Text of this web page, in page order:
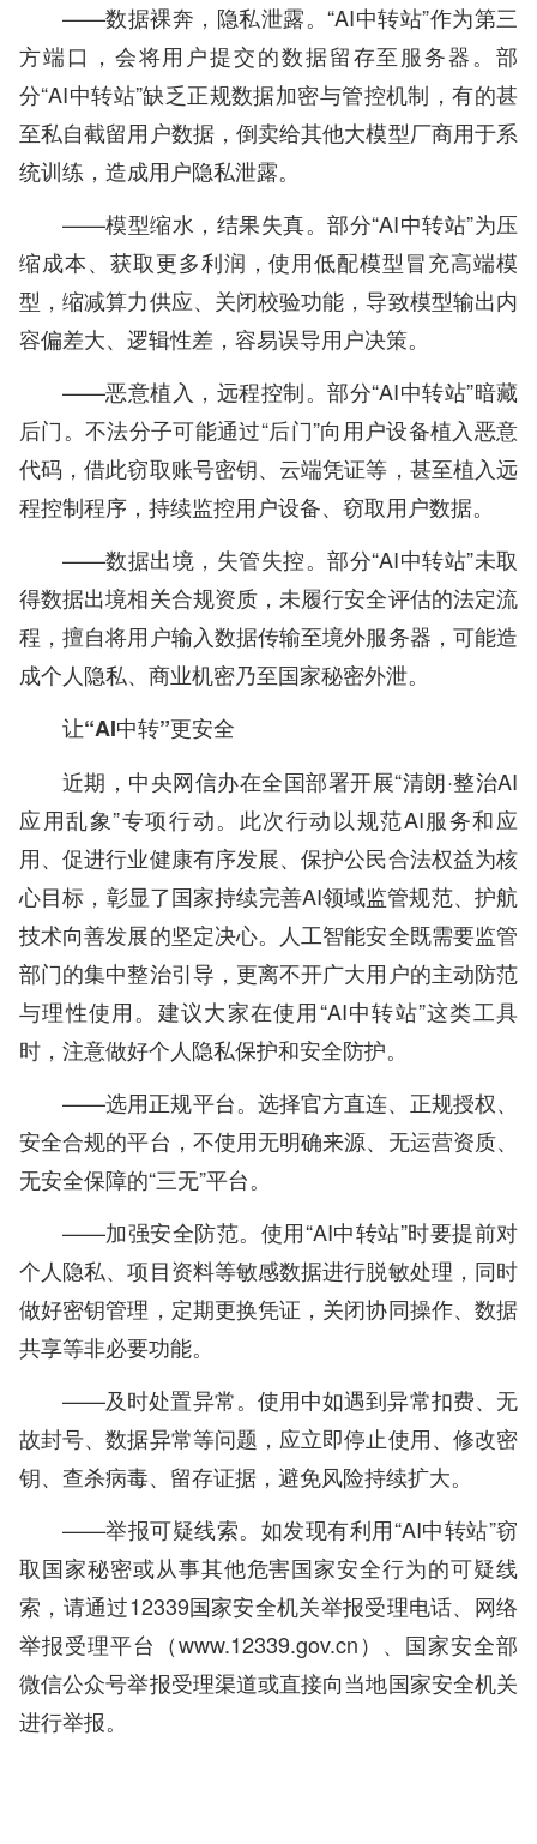
——数据裸奔，隐私泄露。“AI中转站”作为第三
方端口，会将用户提交的数据留存至服务器。部
分“AI中转站”缺乏正规数据加密与管控机制，有的甚
至私自截留用户数据，倒卖给其他大模型厂商用于系
统训练，造成用户隐私泄露。
——模型缩水，结果失真。部分“AI中转站”为压
缩成本、获取更多利润，使用低配模型冒充高端模
型，缩减算力供应、关闭校验功能，导致模型输出内
容偏差大、逻辑性差，容易误导用户决策。
——恶意植入，远程控制。部分“AI中转站”暗藏
后门。不法分子可能通过“后门”向用户设备植入恶意
代码，借此窃取账号密钥、云端凭证等，甚至植入远
程控制程序，持续监控用户设备、窃取用户数据。
——数据出境，失管失控。部分“AI中转站”未取
得数据出境相关合规资质，未履行安全评估的法定流
程，擅自将用户输入数据传输至境外服务器，可能造
成个人隐私、商业机密乃至国家秘密外泄。
让“AI中转”更安全
近期，中央网信办在全国部署开展“清朗·整治AI
应用乱象”专项行动。此次行动以规范AI服务和应
用、促进行业健康有序发展、保护公民合法权益为核
心目标，彰显了国家持续完善AI领域监管规范、护航
技术向善发展的坚定决心。人工智能安全既需要监管
部门的集中整治引导，更离不开广大用户的主动防范
与理性使用。建议大家在使用“AI中转站”这类工具
时，注意做好个人隐私保护和安全防护。
——选用正规平台。选择官方直连、正规授权、
安全合规的平台，不使用无明确来源、无运营资质、
无安全保障的“三无”平台。
——加强安全防范。使用“AI中转站”时要提前对
个人隐私、项目资料等敏感数据进行脱敏处理，同时
做好密钥管理，定期更换凭证，关闭协同操作、数据
共享等非必要功能。
——及时处置异常。使用中如遇到异常扣费、无
故封号、数据异常等问题，应立即停止使用、修改密
钥、查杀病毒、留存证据，避免风险持续扩大。
——举报可疑线索。如发现有利用“AI中转站”窃
取国家秘密或从事其他危害国家安全行为的可疑线
索，请通过12339国家安全机关举报受理电话、网络
举报受理平台（www.12339.gov.cn）、国家安全部
微信公众号举报受理渠道或直接向当地国家安全机关
进行举报。